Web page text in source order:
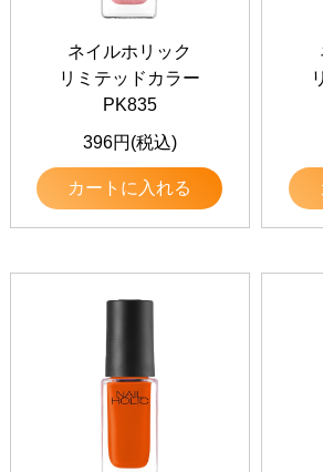
ネイルホリック
リミテッドカラー
PK835
396円(税込)
カートに入れる